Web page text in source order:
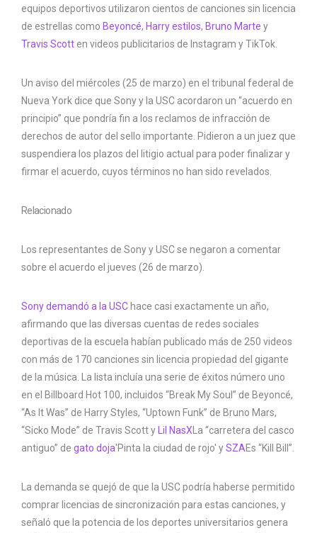
equipos deportivos utilizaron cientos de canciones sin licencia
de estrellas como Beyoncé, Harry estilos, Bruno Marte y
Travis Scott en videos publicitarios de Instagram y TikTok.
Un aviso del miércoles (25 de marzo) en el tribunal federal de
Nueva York dice que Sony y la USC acordaron un “acuerdo en
principio” que pondría fin a los reclamos de infracción de
derechos de autor del sello importante. Pidieron a un juez que
suspendiera los plazos del litigio actual para poder finalizar y
firmar el acuerdo, cuyos términos no han sido revelados.
Relacionado
Los representantes de Sony y USC se negaron a comentar
sobre el acuerdo el jueves (26 de marzo).
Sony demandó a la USC hace casi exactamente un año,
afirmando que las diversas cuentas de redes sociales
deportivas de la escuela habían publicado más de 250 videos
con más de 170 canciones sin licencia propiedad del gigante
de la música. La lista incluía una serie de éxitos número uno
en el Billboard Hot 100, incluidos “Break My Soul” de Beyoncé,
“As It Was” de Harry Styles, “Uptown Funk” de Bruno Mars,
“Sicko Mode” de Travis Scott y
Lil NasX La “carretera del casco
antiguo” de gato doja'Pinta la ciudad de rojo' ySZAEs “Kill Bill”.
La demanda se quejó de que la USC podría haberse permitido
comprar licencias de sincronización para estas canciones, y
señaló que la potencia de los deportes universitarios genera